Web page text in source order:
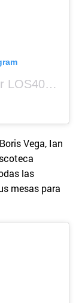
Una publicación compartida por LOS40 Panamá (@los40panama)
Vega, Ian
las
mesas para